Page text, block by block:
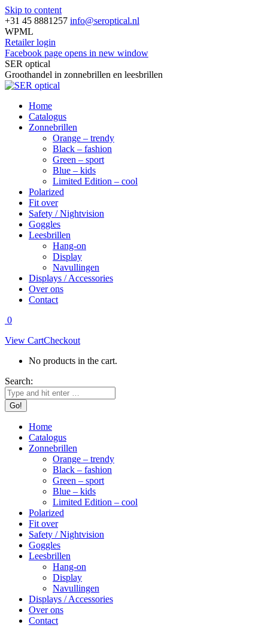
Skip to content
+31 45 8881257 info@seroptical.nl
WPML
Retailer login
Facebook page opens in new window
SER optical
Groothandel in zonnebrillen en leesbrillen
Home
Catalogus
Zonnebrillen
Orange – trendy
Black – fashion
Green – sport
Blue – kids
Limited Edition – cool
Polarized
Fit over
Safety / Nightvision
Goggles
Leesbrillen
Hang-on
Display
Navullingen
Displays / Accessories
Over ons
Contact
0
View CartCheckout
No products in the cart.
Search:
Home
Catalogus
Zonnebrillen
Orange – trendy
Black – fashion
Green – sport
Blue – kids
Limited Edition – cool
Polarized
Fit over
Safety / Nightvision
Goggles
Leesbrillen
Hang-on
Display
Navullingen
Displays / Accessories
Over ons
Contact